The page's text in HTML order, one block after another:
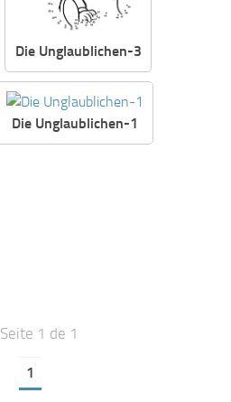
Die Unglaublichen-3
Die Unglaublichen-1
Seite 1 de 1
1